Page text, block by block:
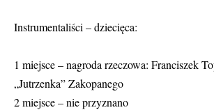
Instrumentaliści – dziecięca:
1 miejsce – nagroda rzeczowa: Franciszek
„Jutrzenka” Zakopanego
2 miejsce – nie przyznano